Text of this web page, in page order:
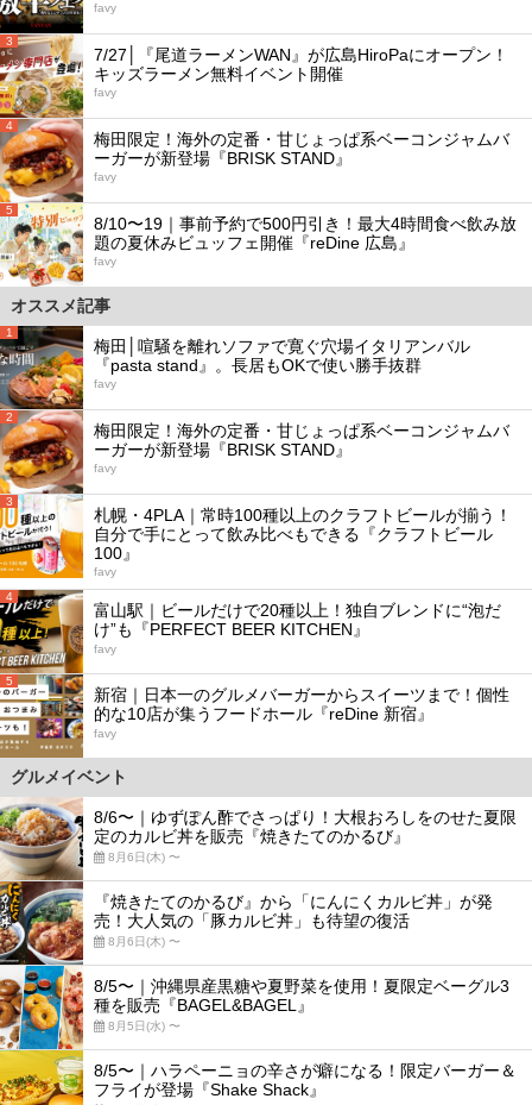
favy
3
7/27│『尾道ラーメンWAN』が広島HiroPaにオープン！
キッズラーメン無料イベント開催
favy
4
梅田限定！海外の定番・甘じょっぱ系ベーコンジャムバ
ーガーが新登場『BRISK STAND』
favy
5
8/10〜19｜事前予約で500円引き！最大4時間食べ飲み放
題の夏休みビュッフェ開催『reDine 広島』
favy
オススメ記事
1
梅田│喧騒を離れソファで寛ぐ穴場イタリアンバル
『pasta stand』。長居もOKで使い勝手抜群
favy
2
梅田限定！海外の定番・甘じょっぱ系ベーコンジャムバ
ーガーが新登場『BRISK STAND』
favy
3
札幌・4PLA｜常時100種以上のクラフトビールが揃う！
自分で手にとって飲み比べもできる『クラフトビール
100』
favy
4
富山駅｜ビールだけで20種以上！独自ブレンドに“泡だ
け”も『PERFECT BEER KITCHEN』
favy
5
新宿｜日本一のグルメバーガーからスイーツまで！個性
的な10店が集うフードホール『reDine 新宿』
favy
グルメイベント
8/6〜｜ゆずぽん酢でさっぱり！大根おろしをのせた夏限
定のカルビ丼を販売『焼きたてのかるび』
8月6日(木) 〜
『焼きたてのかるび』から「にんにくカルビ丼」が発
売！大人気の「豚カルビ丼」も待望の復活
8月6日(木) 〜
8/5〜｜沖縄県産黒糖や夏野菜を使用！夏限定ベーグル3
種を販売『BAGEL&BAGEL』
8月5日(水) 〜
8/5〜｜ハラペーニョの辛さが癖になる！限定バーガー＆
フライが登場『Shake Shack』